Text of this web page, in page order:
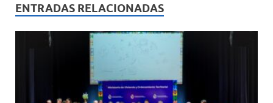
s
A
b
o
p
ar
ENTRADAS RELACIONADAS